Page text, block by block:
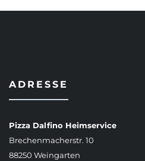
ADRESSE
Pizza Dalfino Heimservice
Brechenmacherstr. 10
88250 Weingarten